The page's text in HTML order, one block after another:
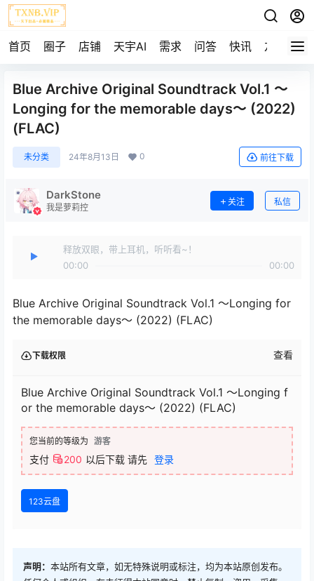
首页 圈子 店铺 天宇AI 需求 问答 快讯 友链
Blue Archive Original Soundtrack Vol.1 ～
Longing for the memorable days～ (2022)
(FLAC)
未分类 24年8月13日 0 前往下载
DarkStone
我是萝莉控
关注 私信
释放双眼，带上耳机，听听看~！
00:00
00:00
Blue Archive Original Soundtrack Vol.1 ～Longing for
the memorable days～ (2022) (FLAC)
下载权限 查看
Blue Archive Original Soundtrack Vol.1 ～Longing f
or the memorable days～ (2022) (FLAC)
您当前的等级为 游客
支付 200 以后下载 请先 登录
123云盘
声明： 本站所有文章，如无特殊说明或标注，均为本站原创发布。